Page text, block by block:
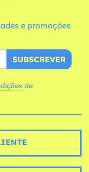
e promoções
SUBSCREVER